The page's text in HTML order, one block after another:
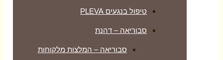
טיפול בנגעים PLEVA
סבוריאה – דהנת
סבוריאה – המלצות מלקוחות